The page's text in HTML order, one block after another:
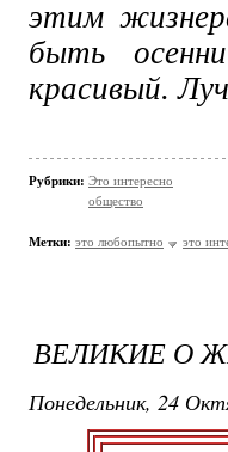
этим
быть
красивый.
Рубрики: Это интересно
общество
Метки: это любопытно это
ВЕЛИКИЕ О
Понедельник, 24